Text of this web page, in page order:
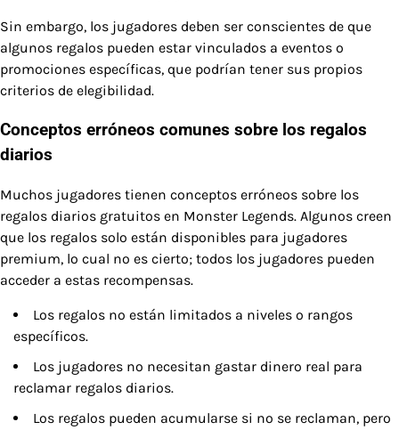
Sin embargo, los jugadores deben ser conscientes de que
algunos regalos pueden estar vinculados a eventos o
promociones específicas, que podrían tener sus propios
criterios de elegibilidad.
Conceptos erróneos comunes sobre los regalos
diarios
Muchos jugadores tienen conceptos erróneos sobre los
regalos diarios gratuitos en Monster Legends. Algunos creen
que los regalos solo están disponibles para jugadores
premium, lo cual no es cierto; todos los jugadores pueden
acceder a estas recompensas.
Los regalos no están limitados a niveles o rangos
específicos.
Los jugadores no necesitan gastar dinero real para
reclamar regalos diarios.
Los regalos pueden acumularse si no se reclaman, pero